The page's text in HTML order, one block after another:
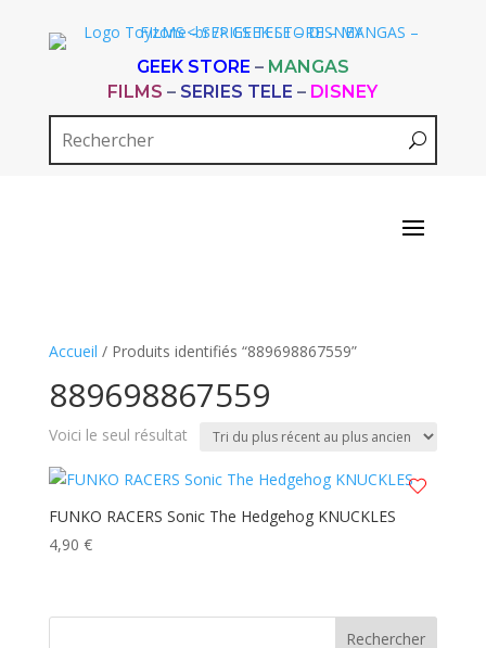
GEEK STORE – MANGAS
FILMS – SERIES TELE – DISNEY
Accueil / Produits identifiés “889698867559”
889698867559
Voici le seul résultat
FUNKO RACERS Sonic The Hedgehog KNUCKLES
4,90 €